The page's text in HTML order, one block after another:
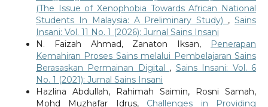
(The Issue of Xenophobia Towards African National
Students In Malaysia: A Preliminary Study) ,Sains
Insani: Vol. 11 No. 1 (2026): Jurnal Sains Insani
N. Faizah Ahmad, Zanaton Iksan,
Penerapan
Kemahiran Proses Sains melalui Pembelajaran Sains
Berasaskan Permainan Digital , Sains Insani: Vol. 6
No. 1 (2021): Jurnal Sains Insani
Hazlina Abdullah, Rahimah Saimin, Rosni Samah,
Mohd Muzhafar Idrus, Challenges in Providing